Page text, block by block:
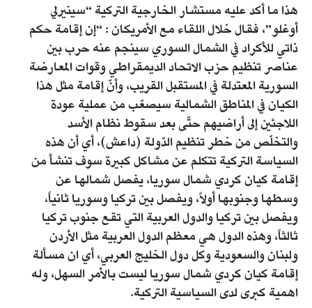
هذا ما أكد عليه مستشار الخارجية التركية “سينيرلي
أوغلو”، فقال خلال اللقاء مع الأمريكان : “إن إقامة حكم
ذاتي للأكراد في الشمال السوري سينجم عنه حرب بين
عناصر تنظيم حزب الاتحاد الديمقراطي وقوات المعارضة
السورية المعتدلة في المستقبل القريب، وأنّ إقامة مثل هذا
الكيان في المناطق الشمالية سيصعّب من عملية عودة
اللاجئين إلى أراضيهم حتّى بعد سقوط نظام الأسد
والتخلّص من خطر تنظيم الدّولة (داعش)، أي أن هذه
السياسة التركية تتكلم عن مشاكل كبيرة سوف تنشأ من
إقامة كيان كردي شمال سوريا، يفصل شمالها عن
وسطها وجنوبها أولاً، ويفصل بين تركيا وسوريا ثانياً،
ويفصل بين تركيا والدول العربية التي تقع جنوب تركيا
ثالثاً، وهذه الدول هي معظم الدول العربية مثل الأردن
ولبنان والسعودية وكل دول الخليج العربي، أي ان مسألة
إقامة كيان كردي شمال سوريا ليست بالأمر السهل، وله
اهمية كبرى لدى السياسية التركية.